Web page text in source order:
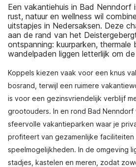
Een vakantiehuis in Bad Nenndorf
rust, natuur en wellness wil
uitstapjes in Nedersaksen. Deze
aan de rand van het
ontspanning: kuurparken, thermale
wandelpaden liggen letterlijk om
Koppels kiezen vaak voor een knus
bosrand, terwijl een ruimere
is voor een gezinsvriendelijk verblijf
grootouders. In en rond Bad
sfeervolle vakantieparken waar je
profiteert van gezamenlijke faciliteiten
speelmogelijkheden. In de omgeving
stadjes, kastelen en meren, zodat